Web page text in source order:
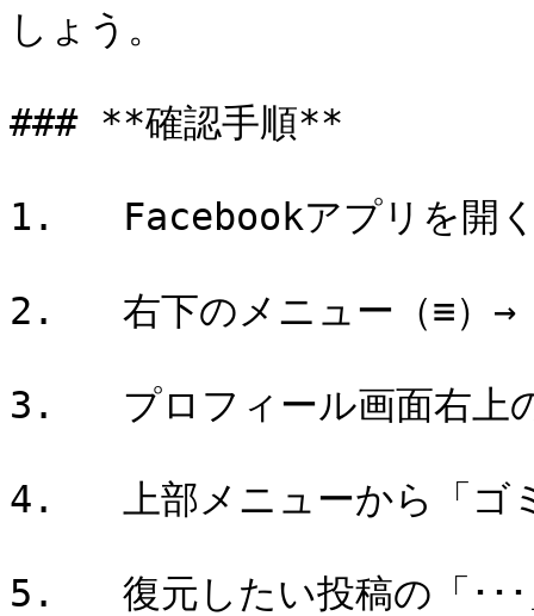
しょう。
### **確認手順**
1.   Facebookアプリを開
2.   右下のメニュー（≡）→
3.   プロフィール画面右上
4.   上部メニューから「ゴ
5.   復元したい投稿の「･･･